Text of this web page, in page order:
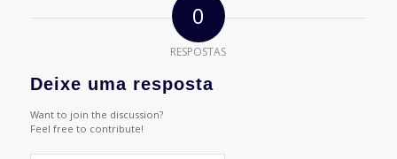
0
RESPOSTAS
Deixe uma resposta
Want to join the discussion?
Feel free to contribute!